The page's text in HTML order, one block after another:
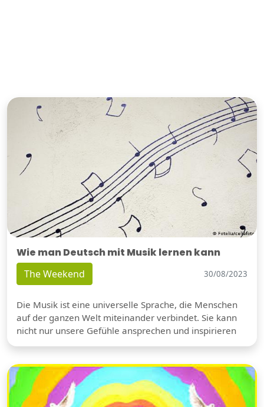
Wie man Deutsch mit Musik lernen kann
The Weekend 30/08/2023
Die Musik ist eine universelle Sprache, die Menschen
auf der ganzen Welt miteinander verbindet. Sie kann
nicht nur unsere Gefühle ansprechen und inspirieren